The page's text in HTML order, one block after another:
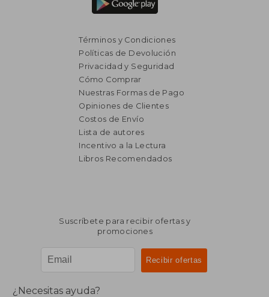
$ 750
$ 638
Términos y Condiciones
Políticas de Devolución
Privacidad y Seguridad
Cómo Comprar
Nuestras Formas de Pago
Opiniones de Clientes
Costos de Envío
Lista de autores
Incentivo a la Lectura
Libros Recomendados
Suscríbete para recibir ofertas y
promociones
¿Necesitas ayuda?